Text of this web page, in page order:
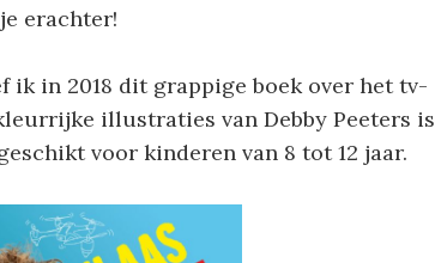
erachter!
ik in 2018 dit grappige boek over het tv-
illustraties van Debby Peeters is
voor kinderen van 8 tot 12 jaar.